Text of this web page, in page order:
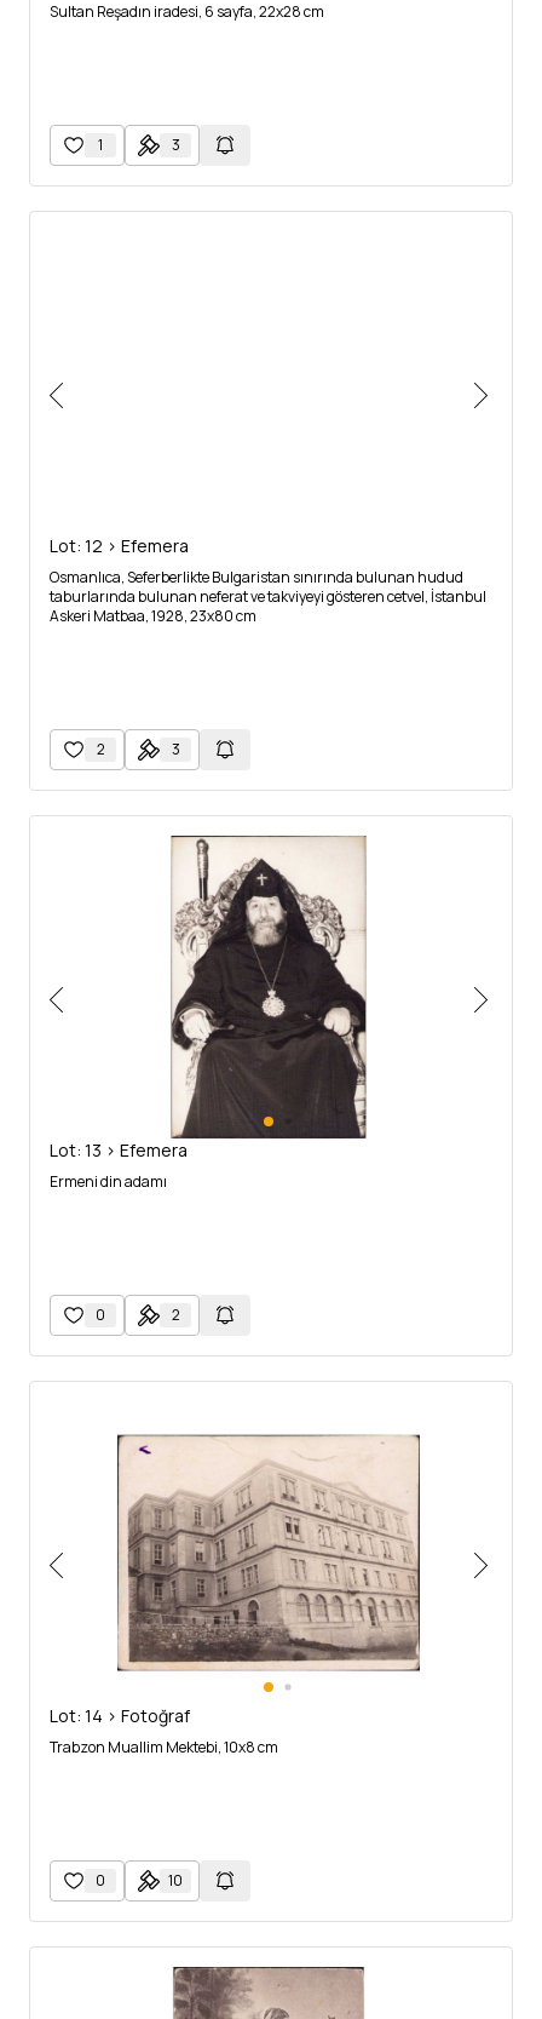
Sultan Reşadın iradesi, 6 sayfa, 22x28 cm
1 3
Lot: 12 > Efemera
Osmanlıca, Seferberlikte Bulgaristan sınırında bulunan hudud
taburlarında bulunan neferat ve takviyeyi gösteren cetvel, İstanbul
Askeri Matbaa, 1928, 23x80 cm
2 3
Lot: 13 > Efemera
Ermeni din adamı
0 2
Lot: 14 > Fotoğraf
Trabzon Muallim Mektebi, 10x8 cm
0 10